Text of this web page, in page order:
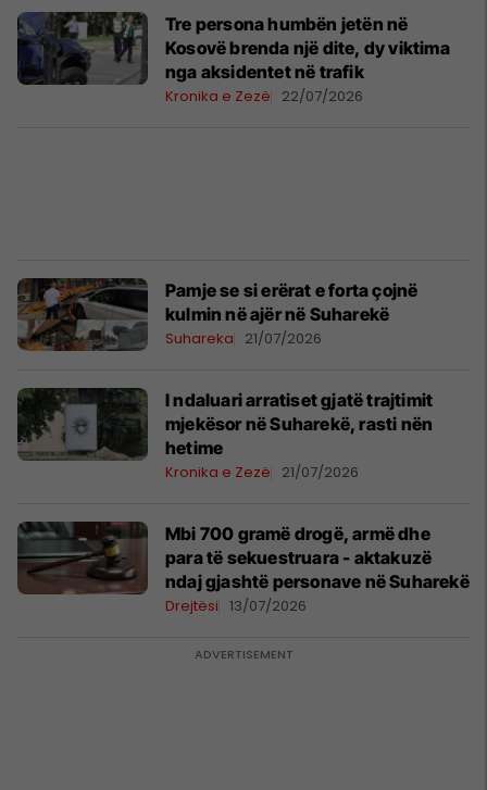
Tre persona humbën jetën në
Kosovë brenda një dite, dy viktima
nga aksidentet në trafik
Kronika e Zezë 22/07/2026
Pamje se si erërat e forta çojnë
kulmin në ajër në Suharekë
Suhareka 21/07/2026
I ndaluari arratiset gjatë trajtimit
mjekësor në Suharekë, rasti nën
hetime
Kronika e Zezë 21/07/2026
Mbi 700 gramë drogë, armë dhe
para të sekuestruara - aktakuzë
ndaj gjashtë personave në Suharekë
Drejtësi 13/07/2026